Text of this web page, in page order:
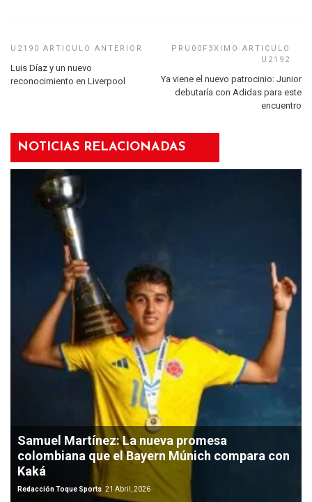
Luis Díaz y un nuevo
reconocimiento en Liverpool
Ya viene el nuevo patrocinio: Junior
debutaría con Adidas para este
encuentro
NOTICIAS RELACIONADAS
Samuel Martínez: La nueva promesa
colombiana que el Bayern Múnich compara con
Kaká
Redacción Toque Sports 21 Abril, 2026